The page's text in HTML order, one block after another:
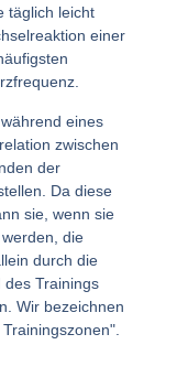
täglich leicht
einer
eines
zwischen
der
Da diese
sie, wenn sie
die
durch die
des Trainings
Wir bezeichnen